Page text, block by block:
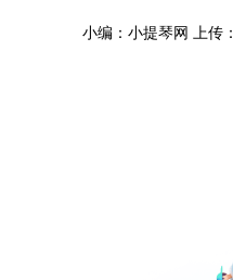
小编：小提琴网 上传：